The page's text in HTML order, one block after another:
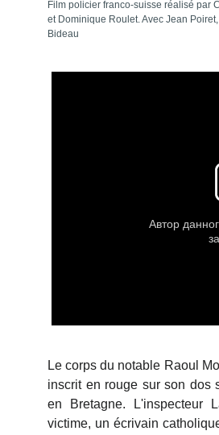
Film policier franco-suisse réalisé par
et Dominique Roulet. Avec Jean
Bideau
Le corps du notable Raoul
inscrit en rouge sur son dos
en Bretagne. L'inspecteur
victime, un écrivain